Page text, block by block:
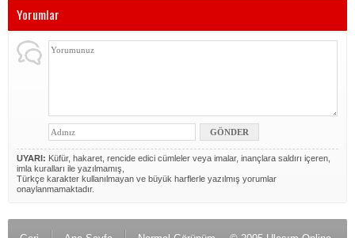
Yorumlar
UYARI: Küfür, hakaret, rencide edici cümleler veya imalar, inançlara saldırı içeren,
imla kuralları ile yazılmamış,
Türkçe karakter kullanılmayan ve büyük harflerle yazılmış yorumlar
onaylanmamaktadır.